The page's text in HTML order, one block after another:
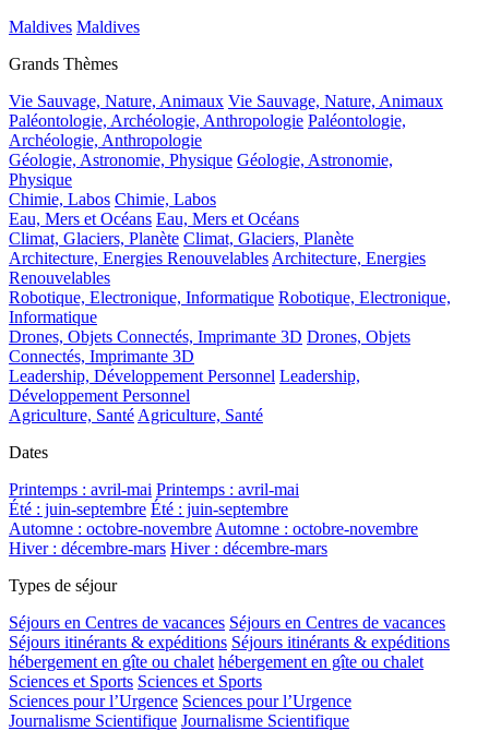
Maldives Maldives
Grands Thèmes
Vie Sauvage, Nature, Animaux Vie Sauvage, Nature, Animaux
Paléontologie, Archéologie, Anthropologie Paléontologie,
Archéologie, Anthropologie
Géologie, Astronomie, Physique Géologie, Astronomie,
Physique
Chimie, Labos Chimie, Labos
Eau, Mers et Océans Eau, Mers et Océans
Climat, Glaciers, Planète Climat, Glaciers, Planète
Architecture, Energies Renouvelables Architecture, Energies
Renouvelables
Robotique, Electronique, Informatique Robotique, Electronique,
Informatique
Drones, Objets Connectés, Imprimante 3D Drones, Objets
Connectés, Imprimante 3D
Leadership, Développement Personnel Leadership,
Développement Personnel
Agriculture, Santé Agriculture, Santé
Dates
Printemps : avril-mai Printemps : avril-mai
Été : juin-septembre Été : juin-septembre
Automne : octobre-novembre Automne : octobre-novembre
Hiver : décembre-mars Hiver : décembre-mars
Types de séjour
Séjours en Centres de vacances Séjours en Centres de vacances
Séjours itinérants & expéditions Séjours itinérants & expéditions
hébergement en gîte ou chalet hébergement en gîte ou chalet
Sciences et Sports Sciences et Sports
Sciences pour l’Urgence Sciences pour l’Urgence
Journalisme Scientifique Journalisme Scientifique